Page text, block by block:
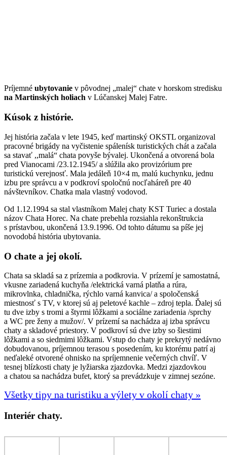
Príjemné ubytovanie v pôvodnej „malej“ chate v horskom stredisku
na Martinských holiach v Lúčanskej Malej Fatre.
Kúsok z histórie.
Jej história začala v lete 1945, keď martinský OKSTL organizoval
pracovné brigády na vyčistenie spálenísk turistických chát a začala
sa stavať ,,malá“ chata povyše bývalej. Ukončená a otvorená bola
pred Vianocami /23.12.1945/ a slúžila ako provizórium pre
turistickú verejnosť. Mala jedáleň 10×4 m, malú kuchynku, jednu
izbu pre správcu a v podkroví spoločnú nocľaháreň pre 40
návštevníkov. Chatka mala vlastný vodovod.
Od 1.12.1994 sa stal vlastníkom Malej chaty KST Turiec a dostala
názov Chata Horec. Na chate prebehla rozsiahla rekonštrukcia
s prístavbou, ukončená 13.9.1996. Od tohto dátumu sa píše jej
novodobá história ubytovania.
O chate a jej okolí.
Chata sa skladá sa z prízemia a podkrovia. V prízemí je samostatná,
vkusne zariadená kuchyňa /elektrická varná platňa a rúra,
mikrovlnka, chladnička, rýchlo varná kanvica/ a spoločenská
miestnosť s TV, v ktorej sú aj peletové kachle – zdroj tepla. Ďalej sú
tu dve izby s tromi a štyrmi lôžkami a sociálne zariadenia /sprchy
a WC pre ženy a mužov/. V prízemí sa nachádza aj izba správcu
chaty a skladové priestory. V podkroví sú dve izby so šiestimi
lôžkami a so siedmimi lôžkami. Vstup do chaty je prekrytý nedávno
dobudovanou, príjemnou terasou s posedením, ku ktorému patrí aj
neďaleké otvorené ohnisko na spríjemnenie večerných chvíľ. V
tesnej blízkosti chaty je lyžiarska zjazdovka. Medzi zjazdovkou
a chatou sa nachádza bufet, ktorý sa prevádzkuje v zimnej sezóne.
Všetky tipy na turistiku a výlety v okolí chaty »
Interiér chaty.